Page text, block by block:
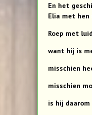
En het
Elia met
Roep met
want hij is
misschien
misschien
is hij daarom